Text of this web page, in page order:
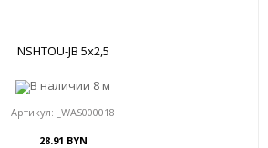
NSHTOU-JB 5x2,5
В наличии 8 м
Артикул: _WAS000018
28.91 BYN